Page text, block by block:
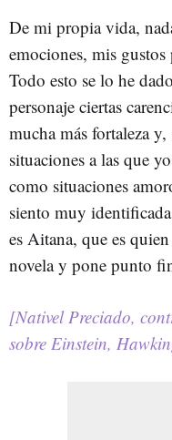
De mi propia vida,
emociones, mis
Todo esto se lo he
personaje ciertas
mucha más fortaleza
situaciones a las que
como situaciones
siento muy
es Aitana, que es
novela y pone punto
[Nativel Preciado,
sobre Einstein,